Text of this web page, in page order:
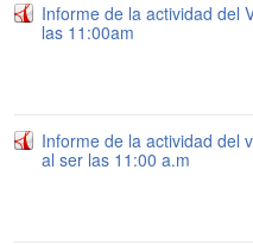
Informe de la actividad del
las 11:00am
Informe de la actividad del
al ser las 11:00 a.m